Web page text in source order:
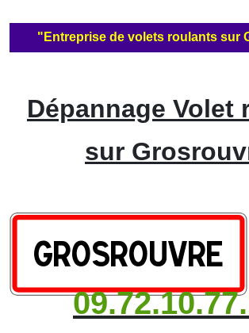
"Entreprise de volets roulants sur
Dépannage Volet
sur